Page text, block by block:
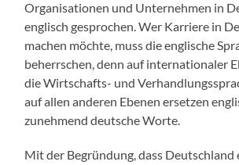
Organisationen und Unternehmen in
englisch gesprochen. Wer Karriere in
machen möchte, muss die englische
beherrschen, denn auf internationaler
die Wirtschafts- und
auf allen anderen Ebenen ersetzen
zunehmend deutsche Worte.
Mit der Begründung, dass Deutschland